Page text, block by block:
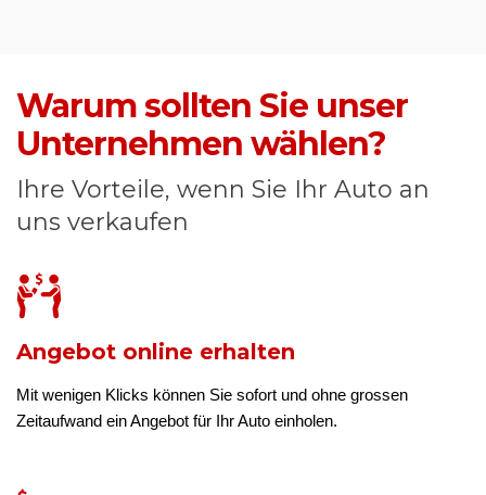
Warum sollten Sie unser
Unternehmen wählen?
Ihre Vorteile, wenn Sie Ihr Auto an
uns verkaufen
Angebot online erhalten
Mit wenigen Klicks können Sie sofort und ohne grossen
Zeitaufwand ein Angebot für Ihr Auto einholen.